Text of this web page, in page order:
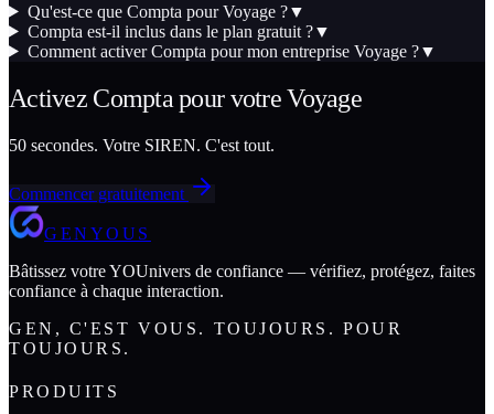
Qu'est-ce que Compta pour Voyage ?▼
Compta est-il inclus dans le plan gratuit ?▼
Comment activer Compta pour mon entreprise Voyage ?▼
Activez Compta pour votreVoyage
50 secondes. Votre SIREN. C'est tout.
Commencer gratuitement
GENYOUS
Bâtissez votre YOUnivers de confiance — vérifiez, protégez, faites
confiance à chaque interaction.
GEN, C'EST VOUS. TOUJOURS. POUR
TOUJOURS.
PRODUITS